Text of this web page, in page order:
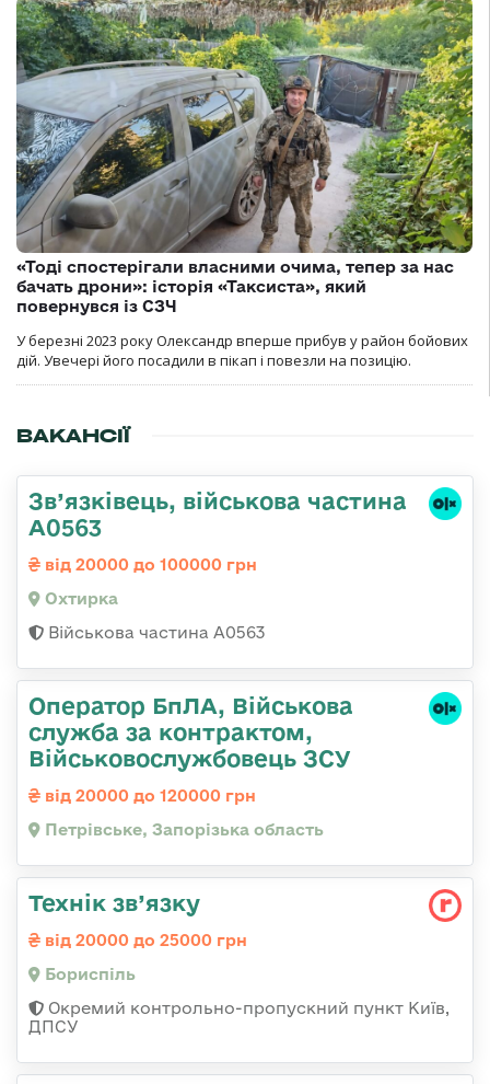
«Тоді спостерігали власними очима, тепер за нас
бачать дрони»: історія «Таксиста», який
повернувся із СЗЧ
У березні 2023 року Олександр вперше прибув у район бойових
дій. Увечері його посадили в пікап і повезли на позицію.
ВАКАНСІЇ
Зв’язківець, військова частина
А0563
від 20000 до 100000 грн
Охтирка
Військова частина А0563
Оператор БпЛА, Військова
служба за контрактом,
Військовослужбовець ЗСУ
від 20000 до 120000 грн
Петрівське, Запорізька область
Технік зв’язку
від 20000 до 25000 грн
Бориспіль
Окремий контрольно-пропускний пункт Київ,
ДПСУ